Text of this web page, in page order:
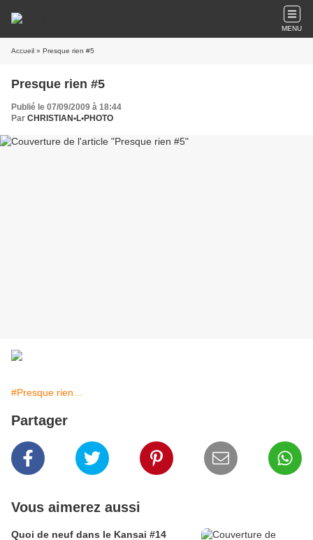
MENU
Accueil » Presque rien #5
Presque rien #5
Publié le 07/09/2009 à 18:44
Par CHRISTIAN•L•PHOTO
#Presque rien…
Partager
Vous aimerez aussi
Quoi de neuf dans le Kansai #14